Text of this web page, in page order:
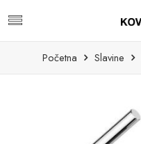
Početna Slavine